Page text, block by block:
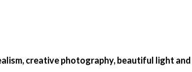
creative photography, beautiful light